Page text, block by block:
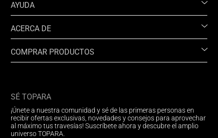
AYUDA
ACERCA DE
COMPRAR PRODUCTOS
SÉ TOPARA
¡Únete a nuestra comunidad y sé de las primeras personas en
recibir ofertas exclusivas, novedades y consejos para aprovechar
al máximo tus travesías! Suscríbete ahora y descubre el amplio
universo TOPARA.